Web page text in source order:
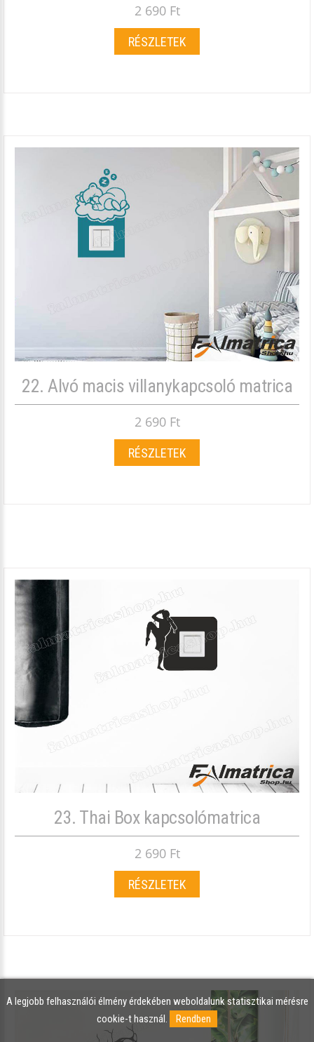
2 690 Ft
RÉSZLETEK
22. Alvó macis villanykapcsoló matrica
2 690 Ft
RÉSZLETEK
23. Thai Box kapcsolómatrica
2 690 Ft
RÉSZLETEK
A legjobb felhasználói élmény érdekében weboldalunk statisztikai mérésre
cookie-t használ.
Rendben